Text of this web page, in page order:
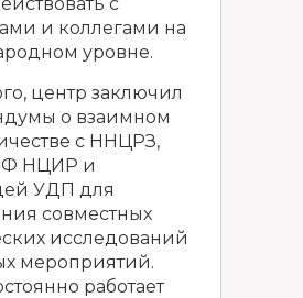
и коллегами на
уровне.
центр заключил
о взаимном
с ННЦРЗ,
НЦИР и
УДП для
совместных
исследований
мероприятий.
работает